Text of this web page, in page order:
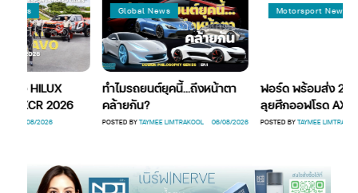
Global News
ทำไมรถยนต์ยุคนี้…ถึงหน้าตา
คล้ายกัน?
POSTED BY TAYMEE LIMTRAKOOL 06/08/2026
Motorsport News
ฟอร์ด พร้อมส่ง 2 แร็พเตอร์
ลุยศึกออฟโรด AXCR 2026
POSTED BYTAYMEE LIMTRAKOOL 06/08/2026